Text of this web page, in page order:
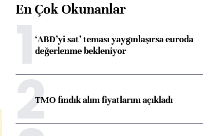
En Çok Okunanlar
1‘ABD’yi sat’ teması yaygınlaşırsa euroda
değerlenme bekleniyor
2TMO fındık alım fiyatlarını açıkladı